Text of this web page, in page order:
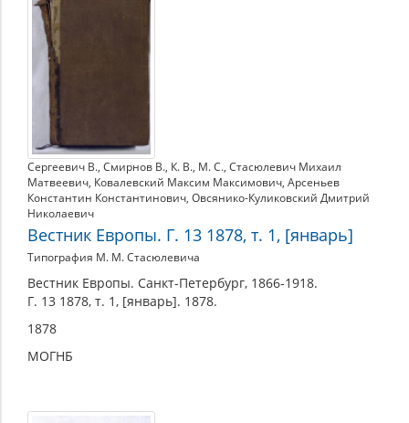
Сергеевич В., Смирнов В., К. В., М. С., Стасюлевич Михаил
Матвеевич, Ковалевский Максим Максимович, Арсеньев
Константин Константинович, Овсянико-Куликовский Дмитрий
Николаевич
Вестник Европы. Г. 13 1878, т. 1, [январь]
Типография М. М. Стасюлевича
Вестник Европы. Санкт-Петербург, 1866-1918.
Г. 13 1878, т. 1, [январь]. 1878.
1878
МОГНБ